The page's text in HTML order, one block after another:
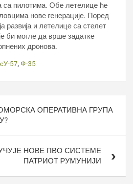
са пилотима. Обе летелице ће
нове генерације. Поред
развија и летелице са стелет
би могле да врше задатке
дронова.
сУ-57, Ф-35
ОПЕРАТИВНА ГРУПА
НОВЕ ПВО СИСТЕМЕ
ПАТРИОТ РУМУНИЈИ